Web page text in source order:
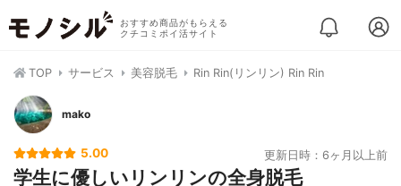
おすすめ商品がもらえる
クチコミポイ活サイト
TOP サービス 美容脱毛 Rin Rin(リンリン) Rin Rin
mako
5.00 更新日時：6ヶ月以上前
学生に優しいリンリンの全身脱毛